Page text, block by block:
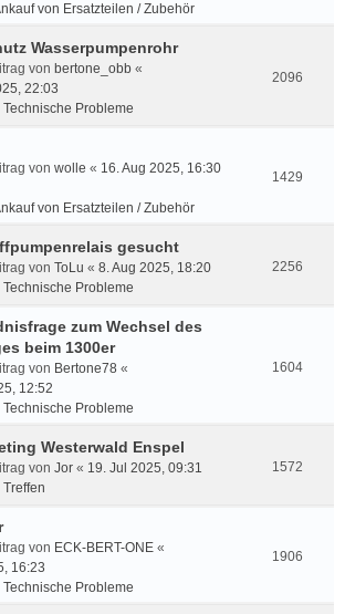
von Ersatzteilen / Zubehör
Wasserpumpenrohr
von bertone_obb «
22:03
Technische Probleme
2096
von wolle « 16. Aug 2025, 16:30
von Ersatzteilen / Zubehör
1429
gesucht
von ToLu « 8. Aug 2025, 18:20
Technische Probleme
2256
zum Wechsel des
beim 1300er
von Bertone78 «
12:52
Technische Probleme
1604
Westerwald Enspel
von Jor « 19. Jul 2025, 09:31
Treffen
1572
von ECK-BERT-ONE «
16:23
Technische Probleme
1906